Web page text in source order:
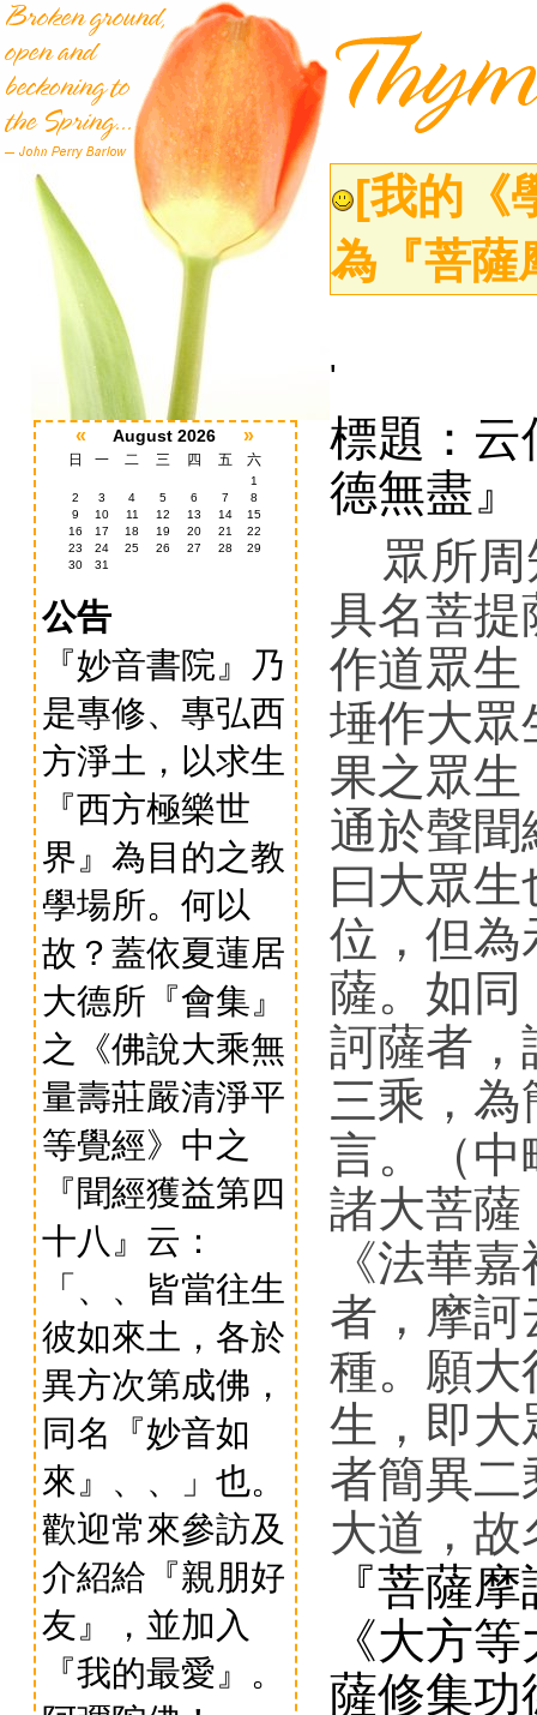
« August 2026 »
日 一 二 三 四 五 六
1
2
3 4 5 6 7
8
9
10 11 12 13 14
15
16
17 18 19 20 21
22
23
24 25 26 27 28
29
30
31
公告
『妙音書院』乃
是專修、專弘西
方淨土，以求生
『西方極樂世
界』為目的之教
學場所。何以
故？蓋依夏蓮居
大德所『會集』
之《佛說大乘無
量壽莊嚴清淨平
等覺經》中之
『聞經獲益第四
十八』云：
「、、皆當往生
彼如來土，各於
異方次第成佛，
同名『妙音如
來』、、」也。
歡迎常來參訪及
介紹給『親朋好
友』，並加入
『我的最愛』。
[我的《
為『菩薩
'
標題：云
德無盡』
眾所
具名菩提
作道眾生
埵作大眾
果之眾生
通於聲聞
曰大眾
位，但為
薩。如同
訶薩者，
三乘，為
言。（中
諸大菩薩
《法華
者，摩訶
種。願大
生，即大
者簡異二
大道，
『菩薩
《大方等
薩修集功